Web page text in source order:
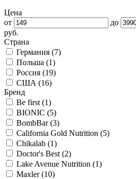
Цена
от
до
руб.
Страна
Германия (7)
Польша (1)
Россия (19)
США (16)
Бренд
Be first (1)
BIONIC (5)
BombBar (3)
California Gold Nutrition (5)
Chikalab (1)
Doctor's Best (2)
Lake Avenue Nutrition (1)
Maxler (10)